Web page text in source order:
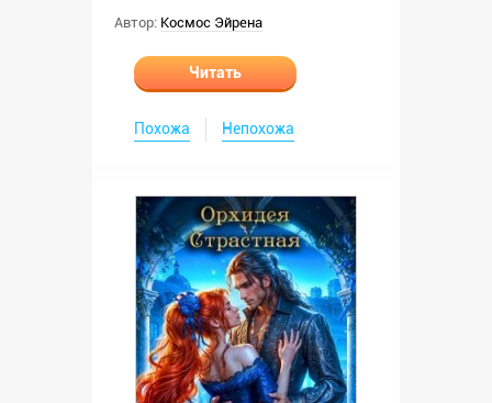
Автор: Космос Эйрена
Читать
Похожа Непохожа